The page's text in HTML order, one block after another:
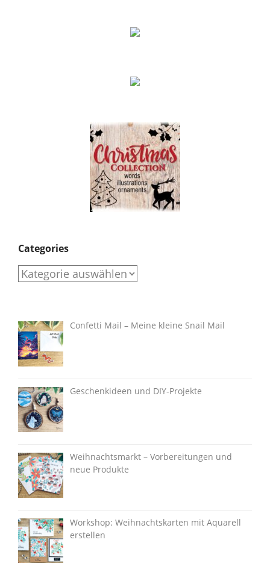
Categories
Categories
Confetti Mail – Meine kleine Snail Mail
Geschenkideen und DIY-Projekte
Weihnachtsmarkt – Vorbereitungen und
neue Produkte
Workshop: Weihnachtskarten mit Aquarell
erstellen